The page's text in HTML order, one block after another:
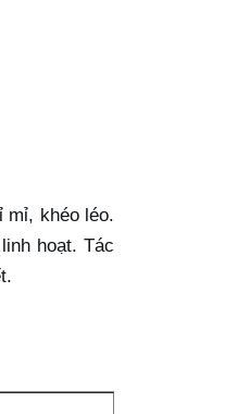
mỉ, khéo léo.
hoạt. Tác